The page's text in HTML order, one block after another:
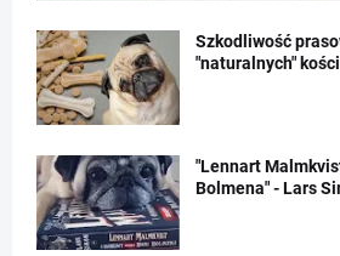
Szkodliwość
"naturalnych"
"Lennart
Bolmena" - Lars